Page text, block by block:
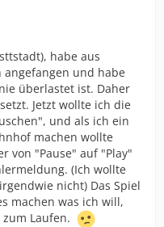
habe aus
und habe
überlastet ist. Daher
Jetzt wollte ich die
und als ich ein
machen wollte
von "Pause" auf "Play"
(Ich wollte
nicht) Das Spiel
machen was ich will,
Laufen.